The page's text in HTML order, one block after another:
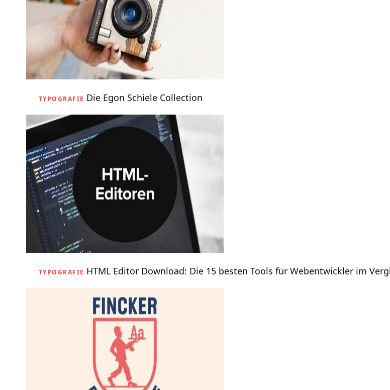
TYPOGRAFIE Die Egon Schiele Collection
TYPOGRAFIE HTML Editor Download: Die 15 besten Tools für Webentwickler im